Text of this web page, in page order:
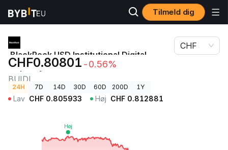
Tilmeld dig
Kryptopriser
BlackRock USD Institutional Digital Liquidity Fund Pris
BlackRock USD Institutional Digital
Liquidity Fund Pris
BUIDL
CHF0.80801 -0.56%
CHF
24H 7D 14D 30D 60D 200D 1Y
Lav CHF 0.805933 Høj CHF 0.812881